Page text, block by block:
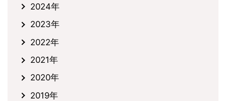
2024年
2023年
2022年
2021年
2020年
2019年